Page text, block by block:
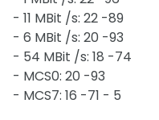
- 11 MBit /s: 22 -89
- 6 MBit /s: 20 -93
- 54 MBit /s: 18 -74
- MCS0: 20 -93
- MCS7: 16 -71 - 5